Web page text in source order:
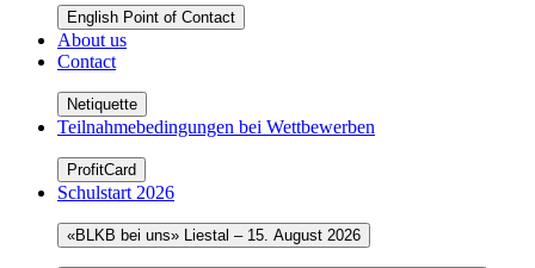
English Point of Contact
About us
Contact
Netiquette
Teilnahmebedingungen bei Wettbewerben
ProfitCard
Schulstart 2026
«BLKB bei uns» Liestal – 15. August 2026